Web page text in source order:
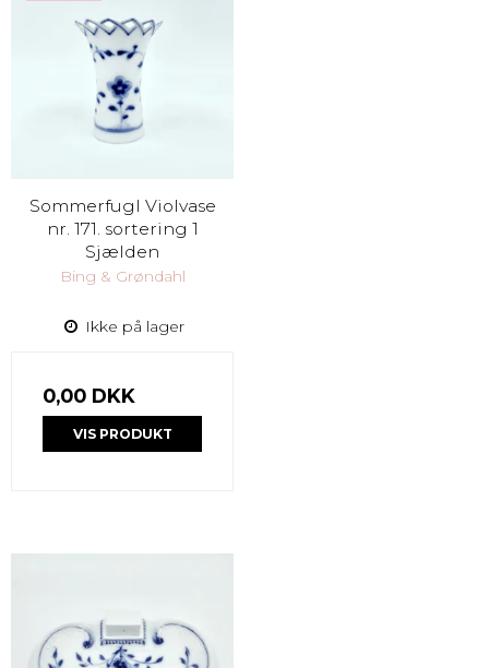
Sommerfugl Violvase
nr. 171. sortering 1
Sjælden
Bing & Grøndahl
Ikke på lager
0,00 DKK
VIS PRODUKT